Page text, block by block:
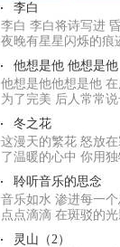
李白
李白 李白将诗写进
夜晚有星星闪烁的痕
的心情 ...
他想是他 他想是他
他想是他他想是他
为了完美 后人常常
就不会.....
冬之花
这漫天的繁花 怒放
了温暖的心中 你用
放的声音...
聆听音乐的思念
音乐如水 渗进每一
点点滴滴 在斑驳的
的飘零...
灵山（2）